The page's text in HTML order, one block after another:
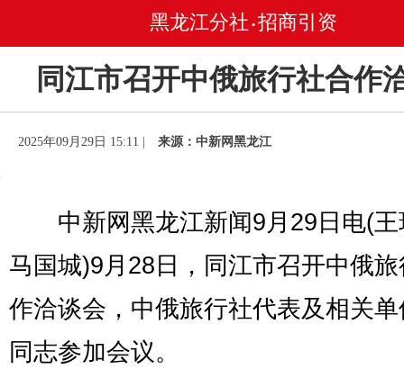
黑龙江分社 • 招商引资
同江市召开中俄旅行社合作
2025年09月29日 15:11 | 来源：中新网黑龙江
中新网黑龙江新闻9月29日电(王
马国城)9月28日，同江市召开中俄
作洽谈会，中俄旅行社代表及相关
同志参加会议。